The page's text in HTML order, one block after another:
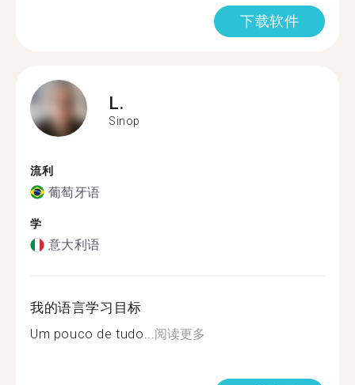
下载软件
L.
Sinop
流利
葡萄牙语
学
意大利语
我的语言学习目标
Um pouco de tudo...阅读更多